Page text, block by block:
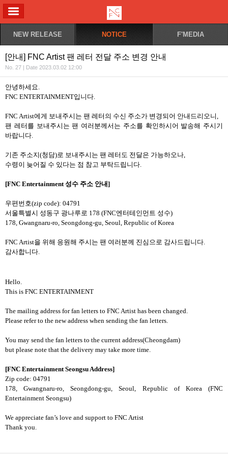
NEW RELEASE NOTICE F'MEDIA
[안내] FNC Artist 팬 레터 전달 주소 변경 안내
No. 27 | Date 2023.03.02 12:00
안녕하세요.
FNC ENTERTAINMENT입니다.
FNC Artist에게 보내주시는 팬 레터의 수신 주소가 변경되어 안내드리오니,
팬 레터를 보내주시는 팬 여러분께서는 주소를 확인하시어 발송해 주시기
바랍니다.
기존 주소지(청담)로 보내주시는 팬 레터도 전달은 가능하오나,
수령이 늦어질 수 있다는 점 참고 부탁드립니다.
[FNC Entertainment 성수 주소 안내]
우편번호(zip code): 04791
서울특별시 성동구 광나루로 178 (FNC엔터테인먼트 성수)
178, Gwangnaru-ro, Seongdong-gu, Seoul, Republic of Korea
FNC Artist을 위해 응원해 주시는 팬 여러분께 진심으로 감사드립니다.
감사합니다.
Hello.
This is FNC ENTERTAINMENT
The mailing address for fan letters to FNC Artist has been changed.
Please refer to the new address when sending the fan letters.
You may send the fan letters to the current address(Cheongdam)
but please note that the delivery may take more time.
[FNC Entertainment Seongsu Address]
Zip code: 04791
178, Gwangnaru-ro, Seongdong-gu, Seoul, Republic of Korea (FNC
Entertainment Seongsu)
We appreciate fan’s love and support to FNC Artist
Thank you.